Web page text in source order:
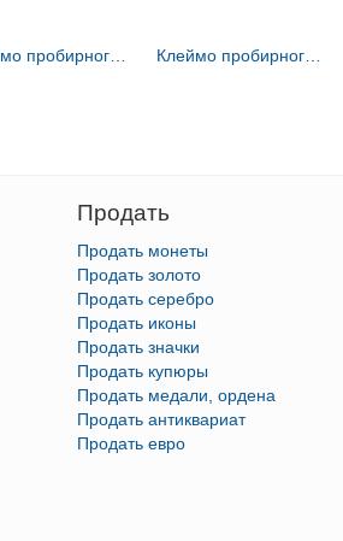
Клеймо пробирного мастера Ленинграда - Яшинов (Яшинков, Яшенков) Александр Ильич - инициалы "А-Я" - 1795-1826 гг. Клеймо пробирного мастера Москвы - Ковальский Андрей Антонович - инициалы "А-К" - 1821-1856 гг.
Продать
Продать монеты
Продать золото
Продать серебро
Продать иконы
Продать значки
Продать купюры
Продать медали, ордена
Продать антиквариат
Продать евро